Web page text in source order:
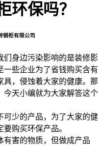
环保吗？
钢柜有限公司
身边污染影响的是装修影
一些企业为了省钱购买含有
具，侵蚀着大家的健康。那
今天小编就为大家解答这个
可少的产品，为了大家的健
购买环保产品。
害的物质，但做成产品